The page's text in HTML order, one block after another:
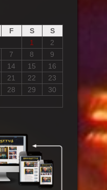
F S
S
1
2
7 8
9
14 15
16
21 22
23
28 29
30